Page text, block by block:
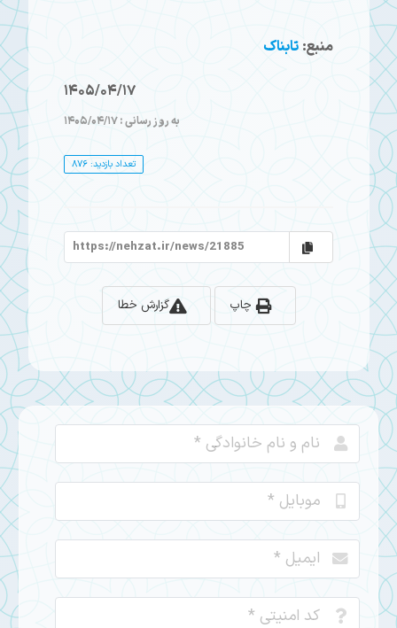
منبع: تابناک
1405/04/17
به روز رسانی : 1405/04/17
تعداد بازدید: 876
گزارش خطا چاپ